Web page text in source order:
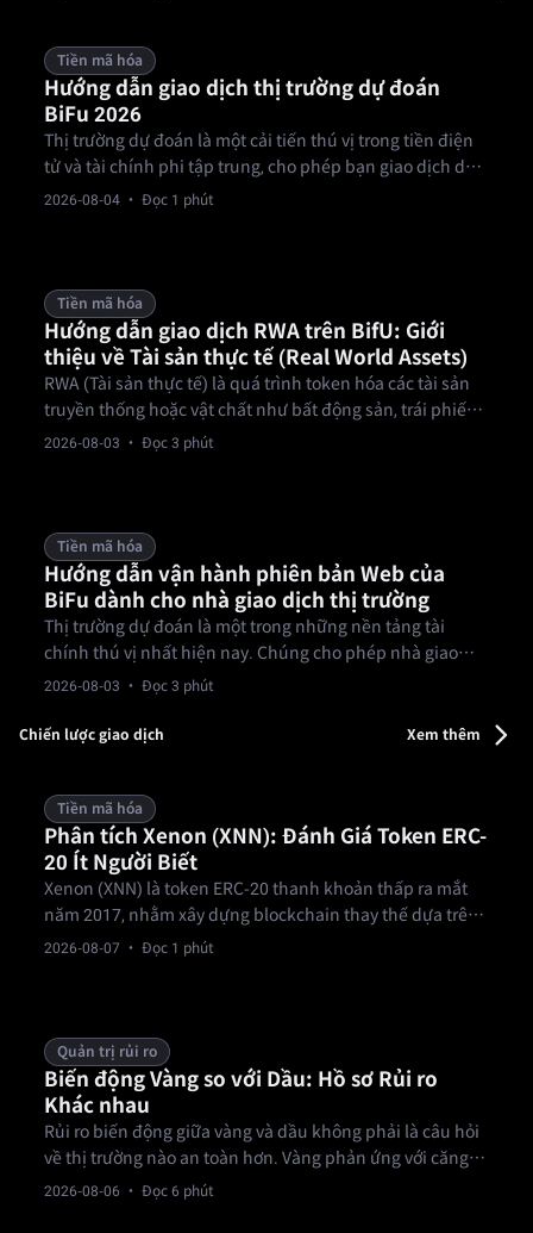
Tiền mã hóa
Hướng dẫn giao dịch thị trường dự đoán
BiFu 2026
Thị trường dự đoán là một cải tiến thú vị trong tiền điện
tử và tài chính phi tập trung, cho phép bạn giao dịch dựa
trên các sự kiện thực tế như kết quả thể thao, bầu cử, tin
2026-08-04 · Đọc 1 phút
Tiền mã hóa
Hướng dẫn giao dịch RWA trên BifU: Giới
thiệu về Tài sản thực tế (Real World Assets)
RWA (Tài sản thực tế) là quá trình token hóa các tài sản
truyền thống hoặc vật chất như bất động sản, trái phiếu,
hàng hóa, tín dụng tư nhân và cổ phiếu lên blockchain,
2026-08-03 · Đọc 3 phút
Tiền mã hóa
Hướng dẫn vận hành phiên bản Web của
BiFu dành cho nhà giao dịch thị trường
Thị trường dự đoán là một trong những nền tảng tài
chính thú vị nhất hiện nay. Chúng cho phép nhà giao
dịch mua và bán hợp đồng dựa trên các sự kiện tương lai
trí.
2026-08-03 · Đọc 3 phút
Chiến lược giao dịch Xem thêm
Tiền mã hóa
Phân tích Xenon (XNN): Đánh Giá Token ERC-
20 Ít Người Biết
Xenon (XNN) là token ERC-20 thanh khoản thấp ra mắt
năm 2017, nhằm xây dựng blockchain thay thế dựa trên
EOS. Với tổng cung 1 tỷ và lượng lưu thông 300 triệu, nó
2026-08-07 · Đọc 1 phút
Quản trị rủi ro
Biến động Vàng so với Dầu: Hồ sơ Rủi ro
Khác nhau
Rủi ro biến động giữa vàng và dầu không phải là câu hỏi
về thị trường nào an toàn hơn. Vàng phản ứng với căng
thẳng vĩ mô, lãi suất và đồng đô la, trong khi dầu phản
2026-08-06 · Đọc 6 phút